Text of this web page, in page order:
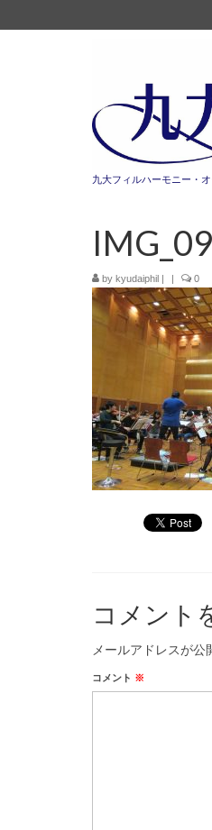
九大フィルハーモニー・
by kyudaiphil | | 0
コメント
メールアドレスが公
コメント ※